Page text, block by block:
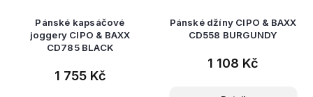
Pánské kapsáčové
joggery CIPO & BAXX
CD785 BLACK
1 755 Kč
Pánské džíny CIPO & BAXX
CD558 BURGUNDY
1 108 Kč